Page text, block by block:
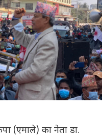
(एमाले) का नेता डा.